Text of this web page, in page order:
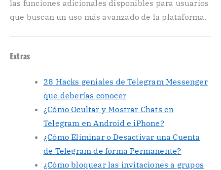
las funciones adicionales disponibles para usuarios
que buscan un uso más avanzado de la plataforma.
Extras
28 Hacks geniales de Telegram Messenger
que deberías conocer
¿Cómo Ocultar y Mostrar Chats en
Telegram en Android e iPhone?
¿Cómo Eliminar o Desactivar una Cuenta
de Telegram de forma Permanente?
¿Cómo bloquear las invitaciones a grupos